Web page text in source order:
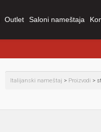
Outlet Saloni nameštaja
Italijanski nameštaj > Proizvodi >